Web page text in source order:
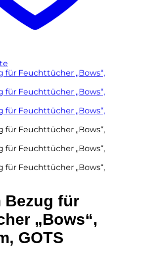
Bezug für
„Bows“,
GOTS